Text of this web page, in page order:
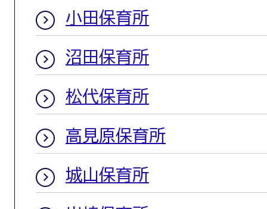
小田保育所
沼田保育所
松代保育所
高見原保育所
城山保育所